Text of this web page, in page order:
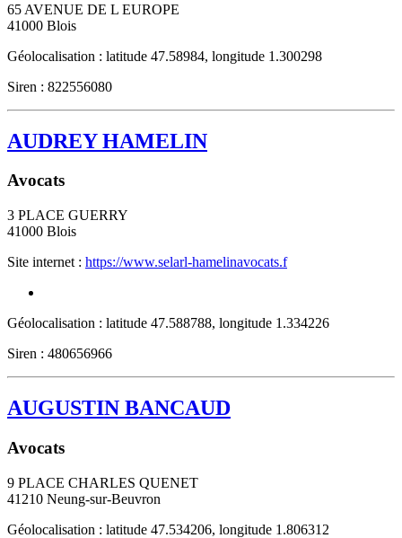
65 AVENUE DE L EUROPE
41000 Blois
Géolocalisation : latitude 47.58984, longitude 1.300298
Siren : 822556080
AUDREY HAMELIN
Avocats
3 PLACE GUERRY
41000 Blois
Site internet : https://www.selarl-hamelinavocats.f
Géolocalisation : latitude 47.588788, longitude 1.334226
Siren : 480656966
AUGUSTIN BANCAUD
Avocats
9 PLACE CHARLES QUENET
41210 Neung-sur-Beuvron
Géolocalisation : latitude 47.534206, longitude 1.806312